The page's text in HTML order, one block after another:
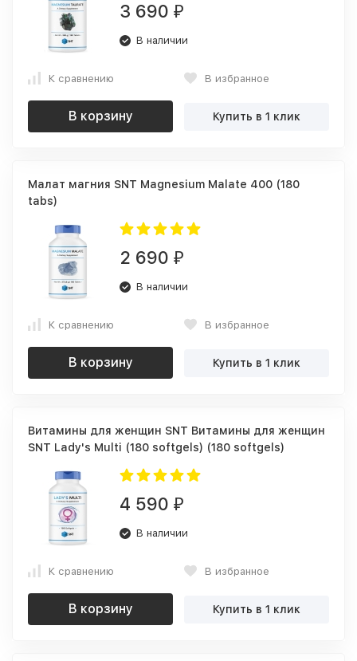
3 690 ₽
В наличии
К сравнению В избранное
В корзину Купить в 1 клик
Малат магния SNT Magnesium Malate 400 (180
tabs)
2 690 ₽
В наличии
К сравнению В избранное
В корзину Купить в 1 клик
Витамины для женщин SNT Витамины для женщин
SNT Lady's Multi (180 softgels) (180 softgels)
4 590 ₽
В наличии
К сравнению В избранное
В корзину Купить в 1 клик